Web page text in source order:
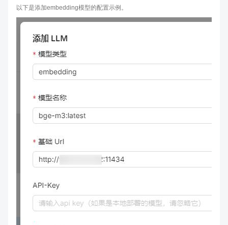
以下是添加embedding模型的配置示例。